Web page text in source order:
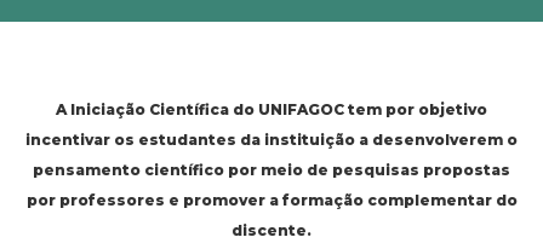
A Iniciação Científica do UNIFAGOC tem por objetivo
incentivar os estudantes da instituição a desenvolverem o
pensamento científico por meio de pesquisas propostas
por professores e promover a formação complementar do
discente.